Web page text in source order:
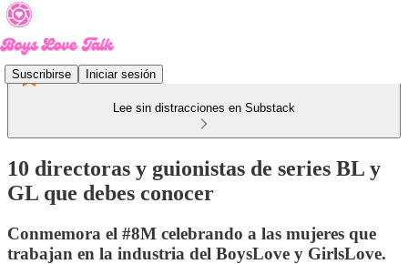
Suscribirse Iniciar sesión
Lee sin distracciones en Substack
10 directoras y guionistas de series BL y
GL que debes conocer
Conmemora el #8M celebrando a las mujeres que
trabajan en la industria del BoysLove y GirlsLove.